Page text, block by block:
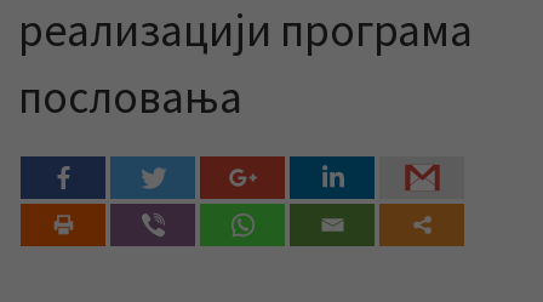
реализацији програма
пословања